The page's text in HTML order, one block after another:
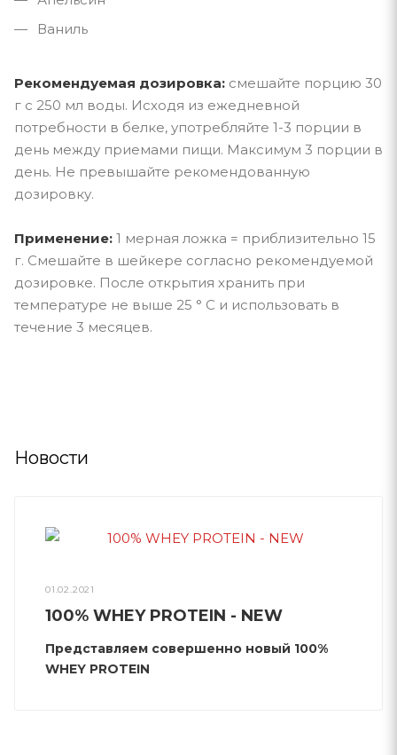
Ваниль
Рекомендуемая дозировка: смешайте порцию 30
г с 250 мл воды. Исходя из ежедневной
потребности в белке, употребляйте 1-3 порции в
день между приемами пищи. Максимум 3 порции в
день. Не превышайте рекомендованную
дозировку.
Применение: 1 мерная ложка = приблизительно 15
г. Смешайте в шейкере согласно рекомендуемой
дозировке. После открытия хранить при
температуре не выше 25 ° C и использовать в
течение 3 месяцев.
Новости
01.02.2021
100% WHEY PROTEIN - NEW
Представляем совершенно новый 100%
WHEY PROTEIN